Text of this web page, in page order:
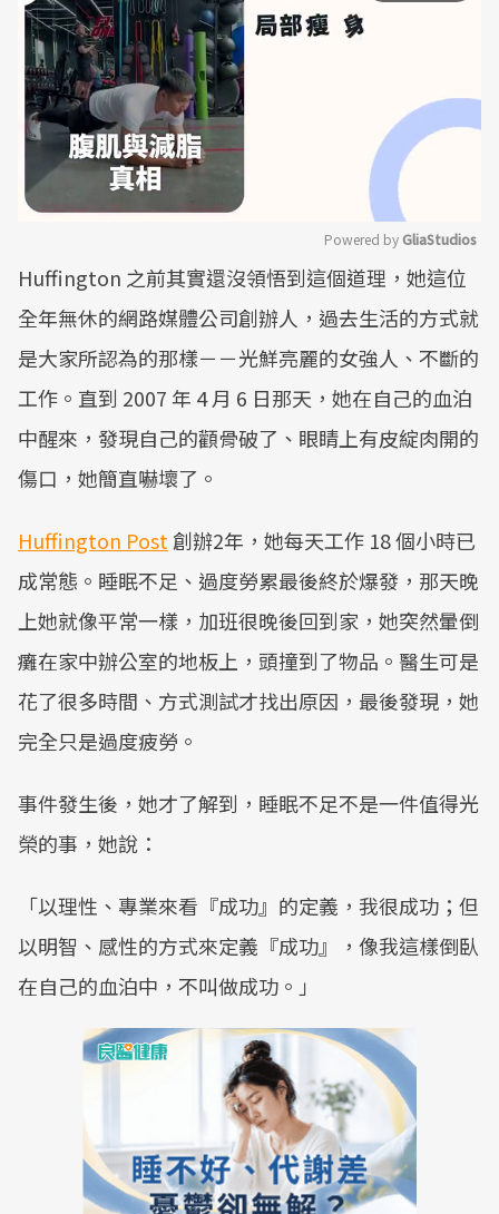
Mute
Powered by GliaStudios
Huffington 之前其實還沒領悟到這個道理，她這位
全年無休的網路媒體公司創辦人，過去生活的方式就
是大家所認為的那樣－－光鮮亮麗的女強人、不斷的
工作。直到 2007 年 4 月 6 日那天，她在自己的血泊
中醒來，發現自己的顴骨破了、眼睛上有皮綻肉開的
傷口，她簡直嚇壞了。
Huffington Post 創辦2年，她每天工作 18 個小時已
成常態。睡眠不足、過度勞累最後終於爆發，那天晚
上她就像平常一樣，加班很晚後回到家，她突然暈倒
癱在家中辦公室的地板上，頭撞到了物品。醫生可是
花了很多時間、方式測試才找出原因，最後發現，她
完全只是過度疲勞。
事件發生後，她才了解到，睡眠不足不是一件值得光
榮的事，她說：
「以理性、專業來看『成功』的定義，我很成功；但
以明智、感性的方式來定義『成功』，像我這樣倒臥
在自己的血泊中，不叫做成功。」